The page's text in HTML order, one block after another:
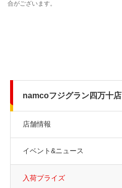
namcoフジグラン四万十店
店舗情報
イベント&ニュース
入荷プライズ